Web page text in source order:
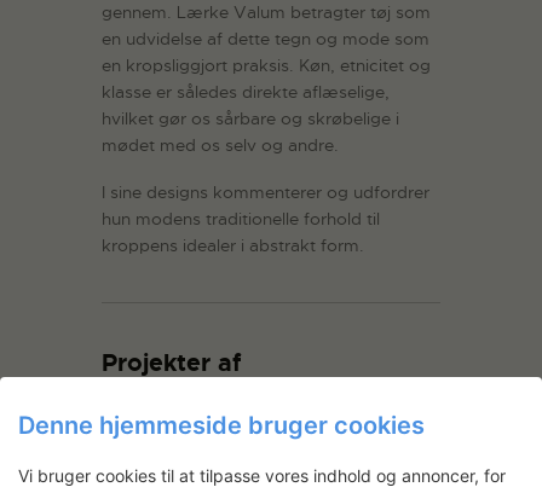
gennem. Lærke Valum betragter tøj som
en udvidelse af dette tegn og mode som
en kropsliggjort praksis. Køn, etnicitet og
klasse er således direkte aflæselige,
hvilket gør os sårbare og skrøbelige i
mødet med os selv og andre.
I sine designs kommenterer og udfordrer
hun modens traditionelle forhold til
kroppens idealer i abstrakt form.
Projekter af
Denne hjemmeside bruger cookies
Vi bruger cookies til at tilpasse vores indhold og annoncer, for